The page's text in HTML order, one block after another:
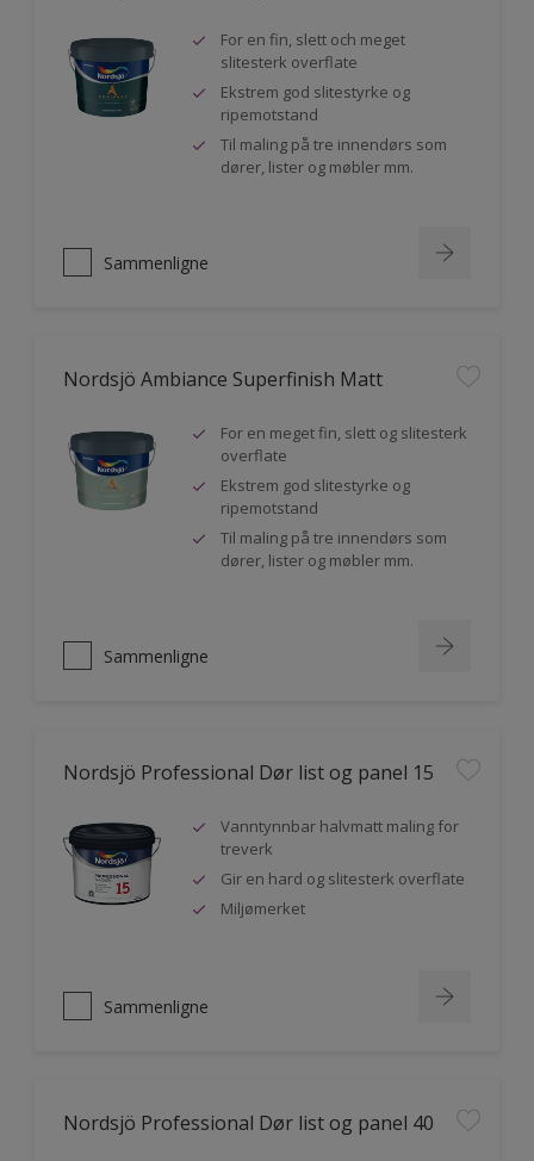
For en fin, slett och meget
slitesterk overflate
Ekstrem god slitestyrke og
ripemotstand
Til maling på tre innendørs som
dører, lister og møbler mm.
Sammenligne
Nordsjö Ambiance Superfinish Matt
For en meget fin, slett og slitesterk
overflate
Ekstrem god slitestyrke og
ripemotstand
Til maling på tre innendørs som
dører, lister og møbler mm.
Sammenligne
Nordsjö Professional Dør list og panel 15
Vanntynnbar halvmatt maling for
treverk
Gir en hard og slitesterk overflate
Miljømerket
Sammenligne
Nordsjö Professional Dør list og panel 40